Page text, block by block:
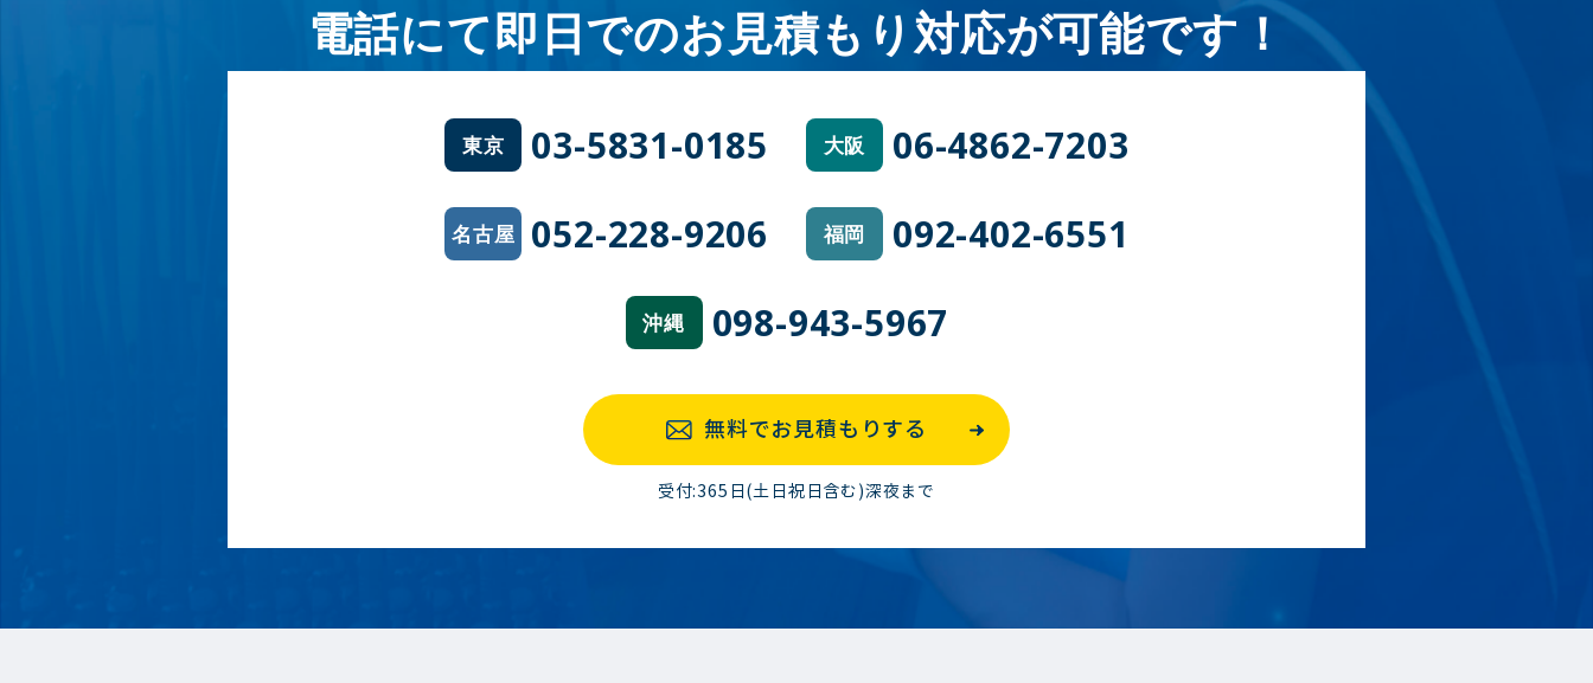
電話にて即日でのお見積もり対応が可能です！
東京 03-5831-0185 大阪 06-4862-7203
名古屋 052-228-9206 福岡 092-402-6551
沖縄 098-943-5967
無料でお見積もりする
受付:365日(土日祝日含む)深夜まで